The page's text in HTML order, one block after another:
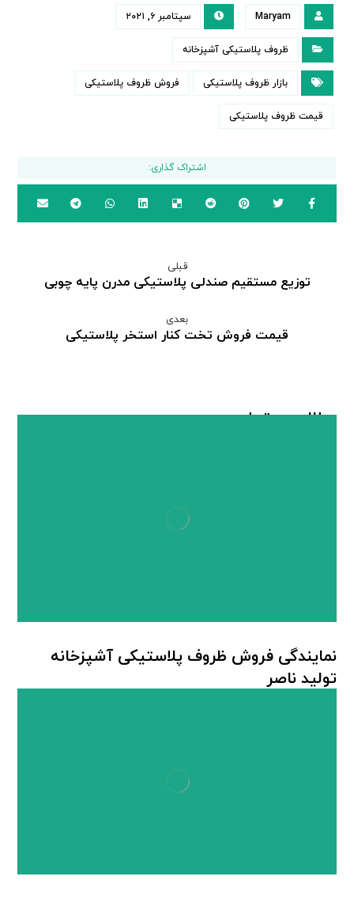
Maryam سپتامبر ۶, ۲۰۲۱
ظروف پلاستیکی آشپزخانه
بازار ظروف پلاستیکی فروش ظروف پلاستیکی
قیمت ظروف پلاستیکی
قبلی
توزیع مستقیم صندلی پلاستیکی مدرن پایه چوبی
بعدی
قیمت فروش تخت کنار استخر پلاستیکی
مطالب مرتبط ...
نمایندگی فروش ظروف پلاستیکی آشپزخانه
تولید ناصر